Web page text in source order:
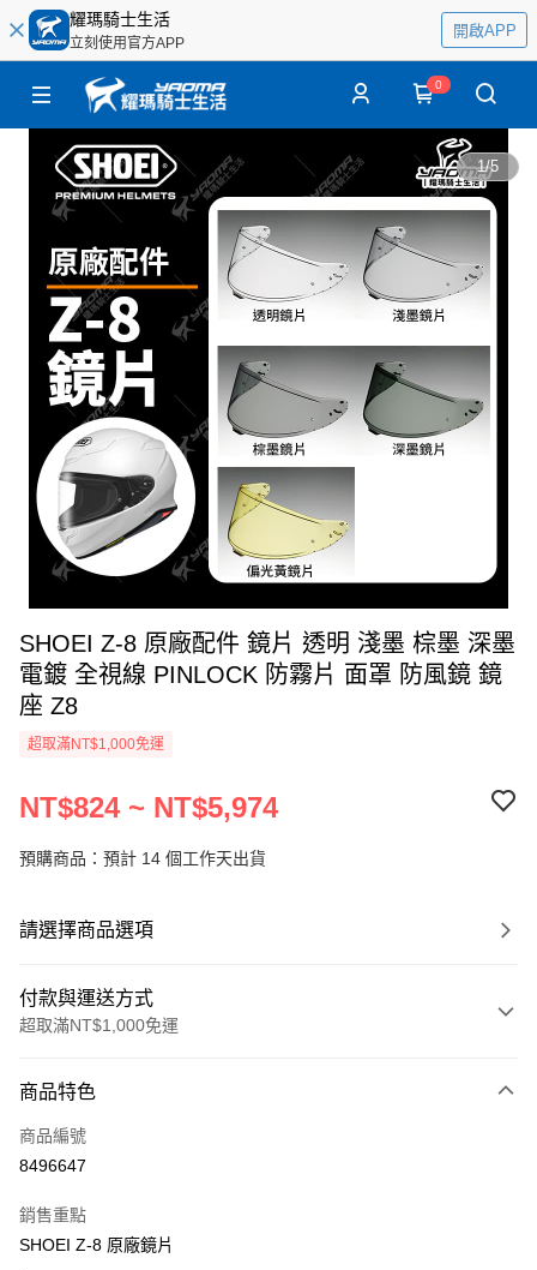
耀瑪騎士生活
立刻使用官方APP
開啟APP
0
1/5
SHOEI Z-8 原廠配件 鏡片 透明 淺墨 棕墨 深墨
電鍍 全視線 PINLOCK 防霧片 面罩 防風鏡 鏡
座 Z8
超取滿NT$1,000免運
NT$824 ~ NT$5,974
預購商品：預計 14 個工作天出貨
請選擇商品選項
付款與運送方式
超取滿NT$1,000免運
信用卡一次付款
超商取貨付款
ATM付款
商品特色
商品編號
8496647
銷售重點
SHOEI Z-8 原廠鏡片